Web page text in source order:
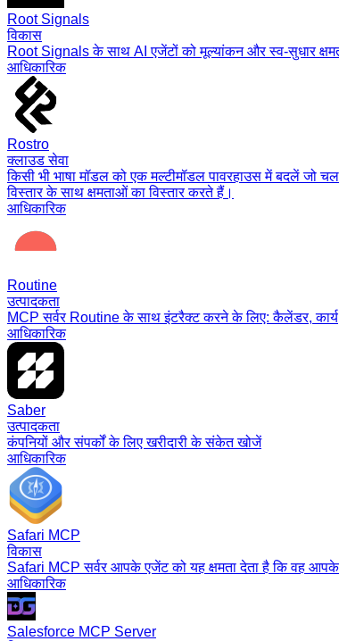
Root Signals
विकास
Root Signals के साथ AI एजेंटों को मूल्यांकन और स्व-सुधार
आधिकारिक
Rostro
क्लाउड सेवा
किसी भी भाषा मॉडल को एक मल्टीमॉडल पावरहाउस में बदलें जो
विस्तार के साथ क्षमताओं का विस्तार करते हैं।
आधिकारिक
Routine
उत्पादकता
MCP सर्वर Routine के साथ इंटरैक्ट करने के लिए: कैलेंडर,
आधिकारिक
Saber
उत्पादकता
कंपनियों और संपर्कों के लिए खरीदारी के संकेत खोजें
आधिकारिक
Safari MCP
विकास
Safari MCP सर्वर आपके एजेंट को यह क्षमता देता है कि वह
आधिकारिक
Salesforce MCP Server